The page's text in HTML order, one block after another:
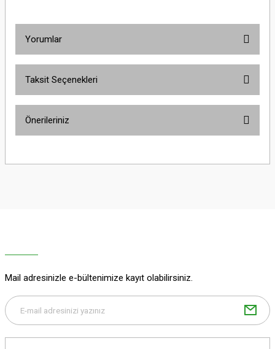
Yorumlar
Taksit Seçenekleri
Önerileriniz
yetersiz gördüğünüz noktaları öneri formunu kullanarak tarafımıza
Bu ürüne benzer farklı alternatifler olmalı.
Mail adresinizle e-bültenimize kayıt olabilirsiniz.